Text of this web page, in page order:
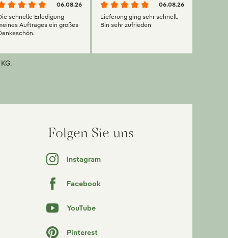
06.08.26
schnelle Erledigung
Auftrages ein großes
06.08.26
Lieferung ging sehr schnell.
Bin sehr zufrieden
Folgen Sie uns
Instagram
Facebook
YouTube
Pinterest